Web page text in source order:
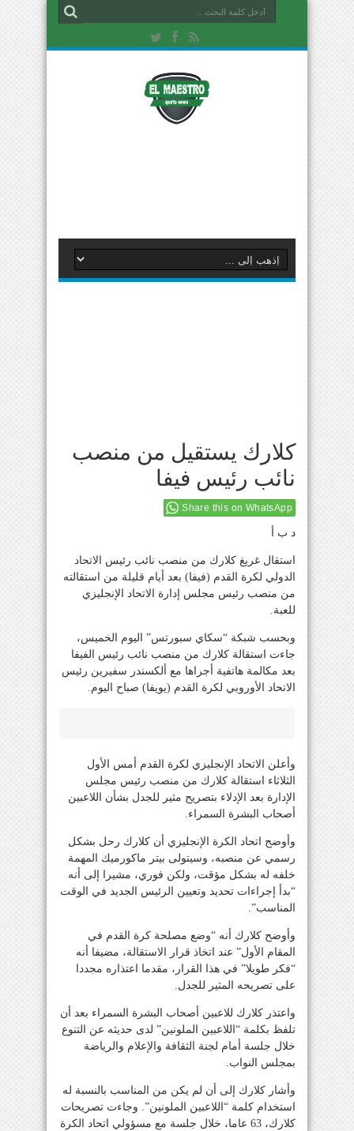
كلارك يستقيل من منصب
نائب رئيس فيفا
Share this on WhatsApp
د ب أ
استقال غريغ كلارك من منصب نائب رئيس الاتحاد
الدولي لكرة القدم (فيفا) بعد أيام قليلة من استقالته
من منصب رئيس مجلس إدارة الاتحاد الإنجليزي
للعبة.
وبحسب شبكة “سكاي سبورتس” اليوم الخميس،
جاءت استقالة كلارك من منصب نائب رئيس الفيفا
بعد مكالمة هاتفية أجراها مع ألكسندر سفيرين رئيس
الاتحاد الأوروبي لكرة القدم (يويفا) صباح اليوم.
وأعلن الاتحاد الإنجليزي لكرة القدم أمس الأول
الثلاثاء استقالة كلارك من منصب رئيس مجلس
الإدارة بعد الإدلاء بتصريح مثير للجدل بشأن اللاعبين
أصحاب البشرة السمراء.
وأوضح اتحاد الكرة الإنجليزي أن كلارك رحل بشكل
رسمي عن منصبه، وسيتولى بيتر ماكورميك المهمة
خلفه له بشكل مؤقت، ولكن فوري، مشيرا إلى أنه
“بدأ إجراءات تحديد وتعيين الرئيس الجديد في الوقت
المناسب”.
وأوضح كلارك أنه “وضع مصلحة كرة القدم في
المقام الأول” عند اتخاذ قرار الاستقالة، مضيفا أنه
“فكر طويلا” في هذا القرار، مقدما اعتذاره مجددا
على تصريحه المثير للجدل.
واعتذر كلارك للاعبين أصحاب البشرة السمراء بعد أن
تلفظ بكلمة “اللاعبين الملونين” لدى حديثه عن التنوع
خلال جلسة أمام لجنة الثقافة والإعلام والرياضة
بمجلس النواب.
وأشار كلارك إلى أن لم يكن من المناسب بالنسبة له
استخدام كلمة “اللاعبين الملونين”. وجاءت تصريحات
كلارك، 63 عاما، خلال جلسة مع مسؤولي اتحاد الكرة